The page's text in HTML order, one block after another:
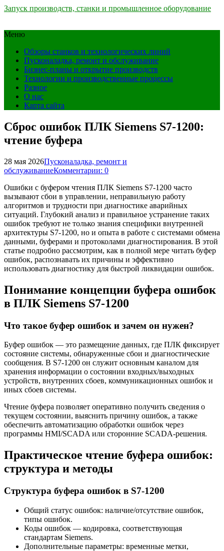
Запуск производств, станки и промышленное оборудование
Меню
Обзоры станков и технологических линий
Пусконаладка, ремонт и обслуживание
Бизнес-планы и открытие производств
Технологии и производственные процессы
Разное
О нас
Карта сайта
Сброс ошибок ПЛК Siemens S7-1200:
чтение буфера
28 мая 2026Пусконаладка, ремонт и
обслуживаниеКомментарии: 0
Ошибки с буфером чтения ПЛК Siemens S7-1200 часто
вызывают сбои в управлении, неправильную работу
алгоритмов и трудности при диагностике аварийных
ситуаций. Глубокий анализ и правильное устранение таких
ошибок требуют не только знания специфики внутренней
архитектуры S7-1200, но и опыта в работе с системами обмена
данными, буферами и протоколами диагностирования. В этой
статье подробно рассмотрим, как в полной мере читать буфер
ошибок, распознавать их причины и эффективно
использовать диагностику для быстрой ликвидации ошибок.
Понимание концепции буфера ошибок
в ПЛК Siemens S7-1200
Что такое буфер ошибок и зачем он нужен?
Буфер ошибок — это размещение данных, где ПЛК фиксирует
состояние системы, обнаруженные сбои и диагностические
сообщения. В S7-1200 он служит основным каналом для
хранения информации о состоянии входных/выходных
устройств, внутренних сбоев, коммуникационных ошибок и
иных сбоев системы.
Чтение буфера позволяет оперативно получить сведения о
текущем состоянии, выяснить причину ошибок, а также
обеспечить автоматизацию обработки ошибок через
программы HMI/SCADA или сторонние SCADA-решения.
Практическое чтение буфера ошибок:
структура и методы
Структура буфера ошибок в S7-1200
Общий статус ошибок: наличие/отсутствие ошибок,
типы ошибок.
Коды ошибок — кодировка, соответствующая
стандартам Siemens.
Дополнительные параметры: временные метки,